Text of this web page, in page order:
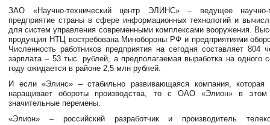
ЗАО «Научно-технический центр ЭЛИНС» – ведущее научно-
предприятие страны в сфере информационных технологий и
для систем управления современными комплексами вооружения.
продукция НТЦ востребована Минобороны РФ и предприятиями
Численность работников предприятия на сегодня составляет 804
зарплата – 53 тыс. рублей, а предполагаемая выработка на одного
году ожидается в районе 2,5 млн рублей.
И если «Элинс» – стабильно развивающаяся компания,
наращивает обороты производства, то с ОАО «Элион» в этом
значительные перемены.
«Элион» – российский разработчик и производитель